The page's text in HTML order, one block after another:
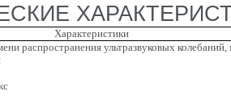
Характеристики
распространения ультразвуковых колебаний,